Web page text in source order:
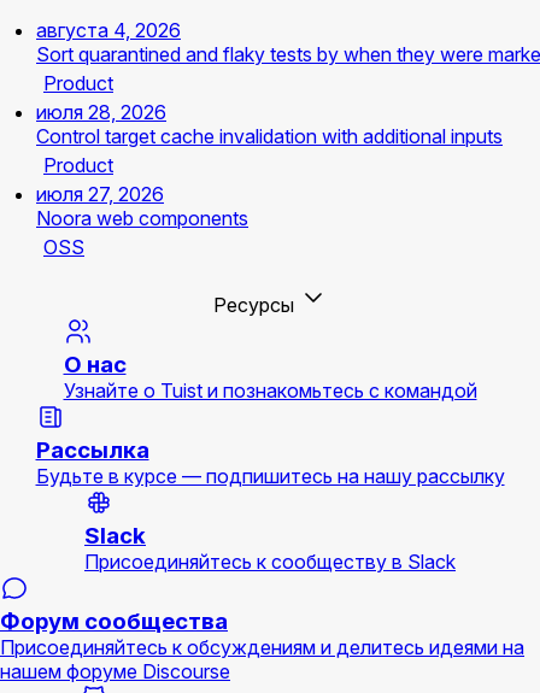
августа 4, 2026
Sort quarantined and flaky tests by when they were
Product
июля 28, 2026
Control target cache invalidation with additional inputs
Product
июля 27, 2026
Noora web components
OSS
Ресурсы
О нас
Узнайте о Tuist и познакомьтесь с командой
Рассылка
Будьте в курсе — подпишитесь на нашу рассылку
Slack
Присоединяйтесь к сообществу в Slack
Форум сообщества
Присоединяйтесь к обсуждениям и делитесь идеями на
нашем форуме Discourse